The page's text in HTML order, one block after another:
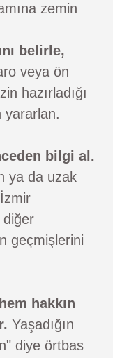
zemin
belirle,
veya ön
hazırladığı
yararlan.
bilgi al.
ya da uzak
diğer
geçmişlerini
hakkın
Yaşadığın
diye örtbas